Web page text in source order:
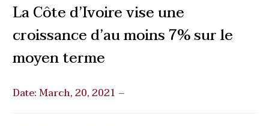
La Côte d’Ivoire vise une
croissance d’au moins 7% sur le
moyen terme
Date: March, 20, 2021 –